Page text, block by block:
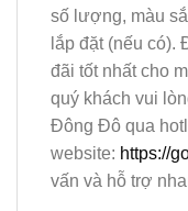
số lượng, màu
lắp đặt (nếu có).
đãi tốt nhất cho
quý khách vui
Đông Đô qua
website: https://
vấn và hỗ trợ